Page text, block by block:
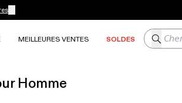
MEILLEURES VENTES SOLDES
Homme